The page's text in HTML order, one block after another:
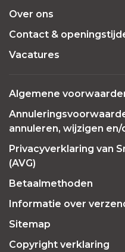
Over ons
Contact &
Vacatures
Algemene
annuleren, wijzigen
Privacyverklaring van
(AVG)
Betaalmethoden
Informatie over
Sitemap
Copyright verklaring